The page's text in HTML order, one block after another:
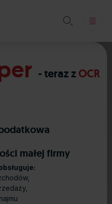

content
- teraz z OCR
małej firmy